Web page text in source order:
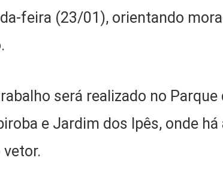
feira (23/01), orientando
será realizado no Parque
e Jardim dos Ipês, onde há